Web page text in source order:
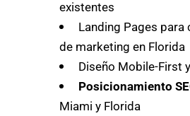
existentes
Landing Pages para
de marketing en Florida
Diseño Mobile-First
Posicionamiento
Miami y Florida